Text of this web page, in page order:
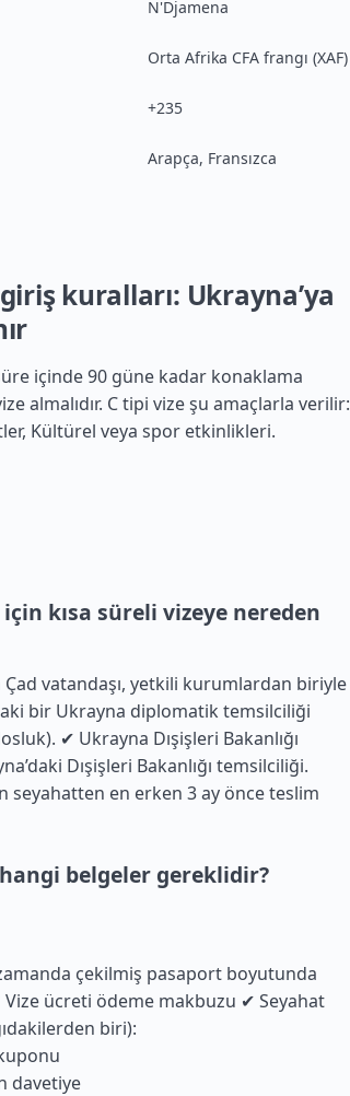
N'Djamena
Orta Afrika CFA frangı (XAF)
+235
Arapça, Fransızca
kuralları: Ukrayna’ya
içinde 90 güne kadar konaklama
almalıdır. C tipi vize şu amaçlarla verilir:
Kültürel veya spor etkinlikleri.
kısa süreli vizeye nereden
vatandaşı, yetkili kurumlardan biriyle
bir Ukrayna diplomatik temsilciliği
✔ Ukrayna Dışişleri Bakanlığı
Dışişleri Bakanlığı temsilciliği.
seyahatten en erken 3 ay önce teslim
belgeler gereklidir?
çekilmiş pasaport boyutunda
ücreti ödeme makbuzu ✔ Seyahat
biri):
davetiye